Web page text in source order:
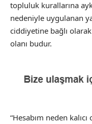
topluluk kurallarına
nedeniyle uygulanan
ciddiyetine bağlı
olanı budur.
“Hesabım neden